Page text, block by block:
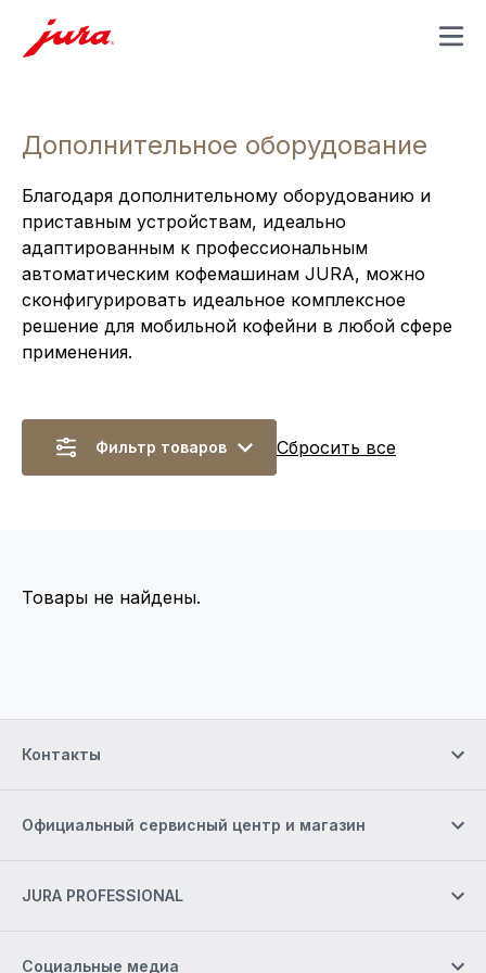
MENU
Дополнительное оборудование
Благодаря дополнительному оборудованию и
приставным устройствам, идеально
адаптированным к профессиональным
автоматическим кофемашинам JURA, можно
сконфигурировать идеальное комплексное
решение для мобильной кофейни в любой сфере
применения.
Фильтр товаров Сбросить все
Товары не найдены.
Контакты
Официальный сервисный центр и магазин
JURA PROFESSIONAL
Социальные медиа